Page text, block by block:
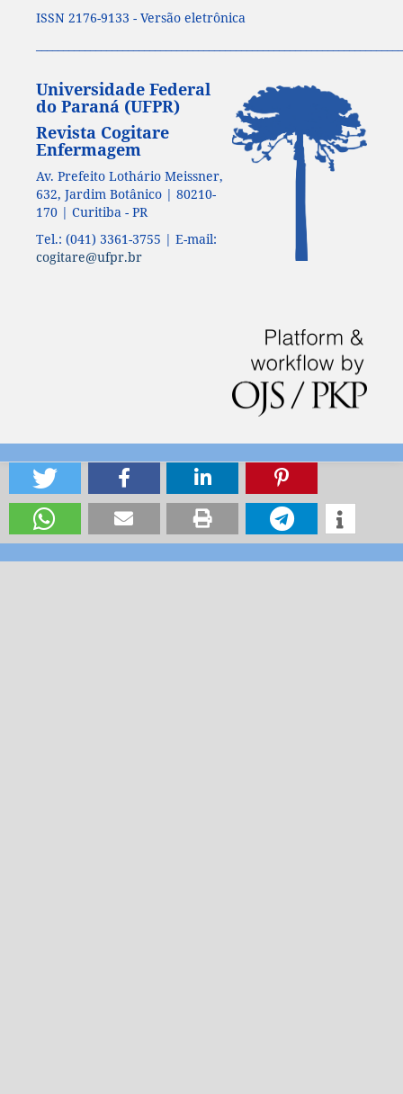
ISSN 2176-9133 - Versão eletrônica
Universidade Federal
do Paraná (UFPR)
Revista Cogitare
Enfermagem
Av. Prefeito Lothário Meissner,
632, Jardim Botânico | 80210-
170 | Curitiba - PR
Tel.: (041) 3361-3755 | E-mail:
cogitare@ufpr.br